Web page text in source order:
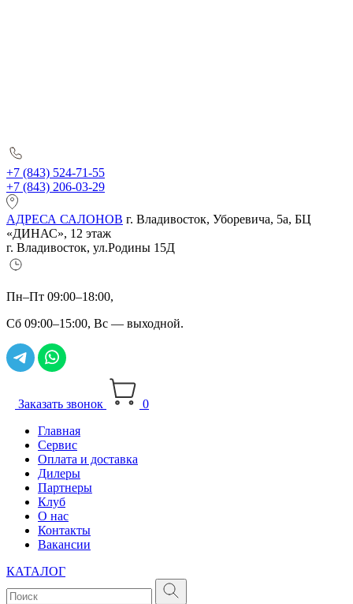
+7 (843) 524-71-55
+7 (843) 206-03-29
АДРЕСА САЛОНОВ г. Владивосток, Уборевича, 5а, БЦ
«ДИНАС», 12 этаж
г. Владивосток, ул.Родины 15Д
Пн–Пт 09:00–18:00,
Сб 09:00–15:00, Вс — выходной.
Заказать звонок
0
Главная
Сервис
Оплата и доставка
Дилеры
Партнеры
Клуб
О нас
Контакты
Вакансии
КАТАЛОГ